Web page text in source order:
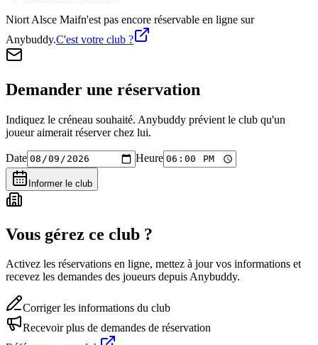
Niort Alsce Maifn'est pas encore réservable en ligne sur
Anybuddy.C'est votre club ?
Demander une réservation
Indiquez le créneau souhaité. Anybuddy prévient le club qu'un
joueur aimerait réserver chez lui.
Date Heure
Informer le club
Vous gérez ce club ?
Activez les réservations en ligne, mettez à jour vos informations et
recevez les demandes des joueurs depuis Anybuddy.
Corriger les informations du club
Recevoir plus de demandes de réservation